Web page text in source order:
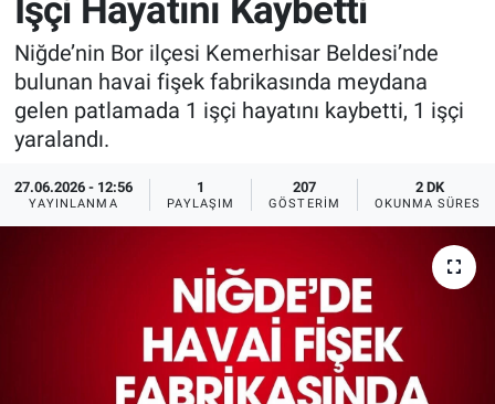
İşçi Hayatını Kaybetti
Niğde’nin Bor ilçesi Kemerhisar Beldesi’nde
bulunan havai fişek fabrikasında meydana
gelen patlamada 1 işçi hayatını kaybetti, 1 işçi
yaralandı.
27.06.2026 - 12:56
YAYINLANMA
1
PAYLAŞIM
207
GÖSTERIM
2 DK
OKUNMA SÜRESI
Sağlık
Yerel
Genel
Asayiş
İlan - Duyuru- Mesaj
Türkiye Gündemi
Sizden Gelenler
Yaşam
Kültür
İlan - Duyuru- Mesaj
Türkiye Gündemi
Sizden Gelenler